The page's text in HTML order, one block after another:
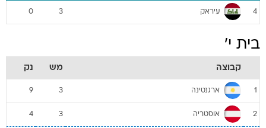
4 עיראק 3
0
בית י'
קבוצה מש נק
1 ארגנטינה 3
9
2 אוסטריה 3
4